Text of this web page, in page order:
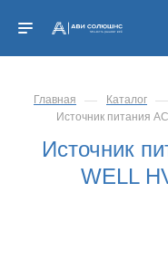
Главная — Каталог —
Источник питания
Источник
WELL